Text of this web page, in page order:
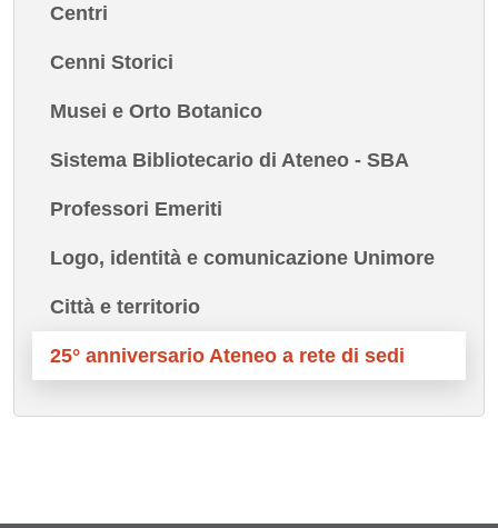
Centri
Cenni Storici
Musei e Orto Botanico
Sistema Bibliotecario di Ateneo - SBA
Professori Emeriti
Logo, identità e comunicazione Unimore
Città e territorio
25° anniversario Ateneo a rete di sedi